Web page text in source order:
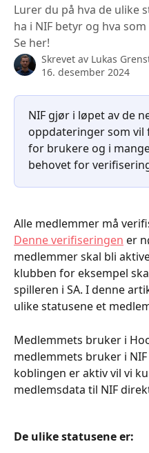
Lurer du på hva de ulike
ha i NIF betyr og hva
Se her!
Skrevet av Lukas
16. desember 2024
NIF gjør i løpet av de
oppdateringer som
for brukere og i
behovet for
Alle medlemmer må
Denne verifiseringen er
medlemmer skal bli
klubben for eksempel
spilleren i SA. I denne
ulike statusene et
Medlemmets bruker i
medlemmets bruker i
koblingen er aktiv vil vi
medlemsdata til NIF
De ulike statusene er: